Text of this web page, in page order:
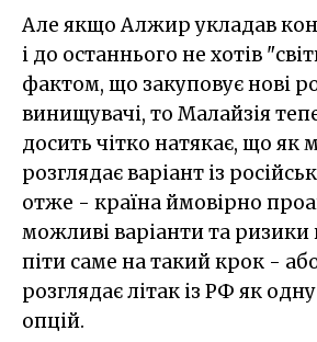
Але якщо Алжир укладав
і до останнього не хотів
фактом, що закуповує нові
винищувачі, то Малайзія
досить чітко натякає, що як
розглядає варіант із
отже - країна ймовірно
можливі варіанти та
піти саме на такий крок -
розглядає літак із РФ як
опцій.